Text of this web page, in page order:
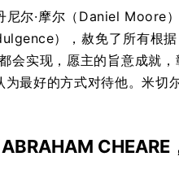
尼尔·摩尔（Daniel Moore
），赦免了所有根
会实现，愿主的旨意成就
为最好的方式对待他。米切